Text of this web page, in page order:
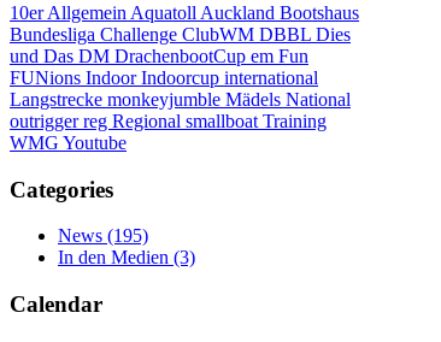
10erAllgemein Aquatoll Auckland Bootshaus
Bundesliga Challenge ClubWM DBBL Dies
und Das DM DrachenbootCup em Fun
FUNions IndoorIndoorcup international
Langstrecke monkeyjumble Mädels National
outriggerreg Regional smallboat Training
WMG Youtube
Categories
News (195)
In den Medien (3)
Calendar